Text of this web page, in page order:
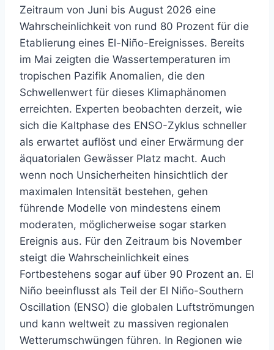
Zeitraum von Juni bis August 2026 eine
Wahrscheinlichkeit von rund 80 Prozent für die
Etablierung eines El-Niño-Ereignisses. Bereits
im Mai zeigten die Wassertemperaturen im
tropischen Pazifik Anomalien, die den
Schwellenwert für dieses Klimaphänomen
erreichten. Experten beobachten derzeit, wie
sich die Kaltphase des ENSO-Zyklus schneller
als erwartet auflöst und einer Erwärmung der
äquatorialen Gewässer Platz macht. Auch
wenn noch Unsicherheiten hinsichtlich der
maximalen Intensität bestehen, gehen
führende Modelle von mindestens einem
moderaten, möglicherweise sogar starken
Ereignis aus. Für den Zeitraum bis November
steigt die Wahrscheinlichkeit eines
Fortbestehens sogar auf über 90 Prozent an. El
Niño beeinflusst als Teil der El Niño-Southern
Oscillation (ENSO) die globalen Luftströmungen
und kann weltweit zu massiven regionalen
Wetterumschwüngen führen. In Regionen wie